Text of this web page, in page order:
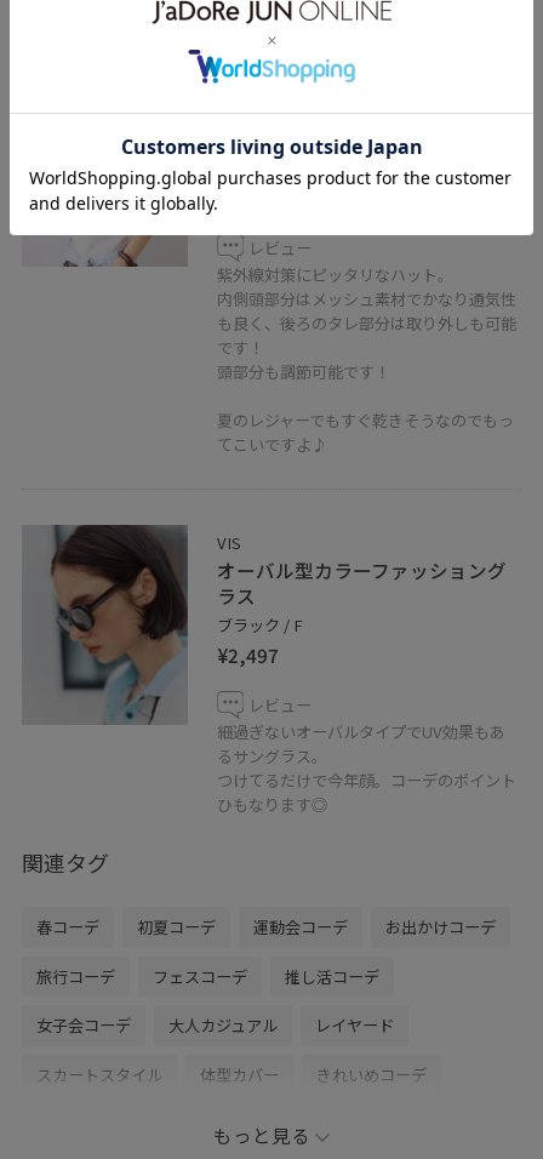
VIS
マイナス18℃ネックカバーつきUV
ハット/遮熱・UVカット・撥水
ブラック / F
¥3,949
レビュー
紫外線対策にピッタリなハット。
内側頭部分はメッシュ素材でかなり通気性
も良く、後ろのタレ部分は取り外しも可能
です！
頭部分も調節可能です！
夏のレジャーでもすぐ乾きそうなのでもっ
てこいですよ♪
VIS
オーバル型カラーファッショング
ラス
ブラック / F
¥2,497
レビュー
細過ぎないオーバルタイプでUV効果もあ
るサングラス。
つけてるだけで今年顔。コーデのポイント
ひもなります◎
関連タグ
春コーデ 初夏コーデ 運動会コーデ お出かけコーデ
旅行コーデ フェスコーデ 推し活コーデ
女子会コーデ 大人カジュアル レイヤード
スカートスタイル 体型カバー きれいめコーデ
ナチュラル
もっと見る